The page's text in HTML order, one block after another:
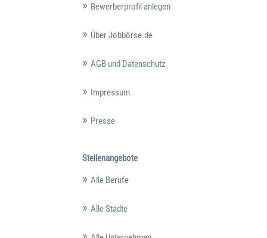
Bewerberprofil anlegen
Über Jobbörse.de
AGB und Datenschutz
Impressum
Presse
Stellenangebote
Alle Berufe
Alle Städte